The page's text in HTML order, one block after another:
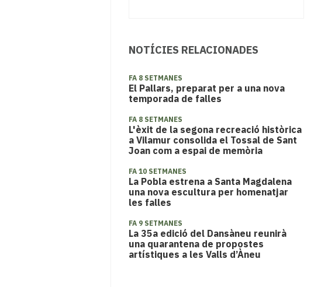
NOTÍCIES RELACIONADES
FA 8 SETMANES
El Pallars, preparat per a una nova
temporada de falles
FA 8 SETMANES
L'èxit de la segona recreació històrica
a Vilamur consolida el Tossal de Sant
Joan com a espai de memòria
FA 10 SETMANES
La Pobla estrena a Santa Magdalena
una nova escultura per homenatjar
les falles
FA 9 SETMANES
​La 35a edició del Dansàneu reunirà
una quarantena de propostes
artístiques a les Valls d’Àneu